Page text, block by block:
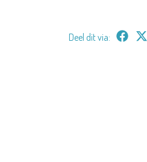
Deel dit via: